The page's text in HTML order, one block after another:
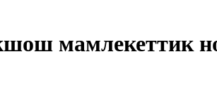
мамлекеттик